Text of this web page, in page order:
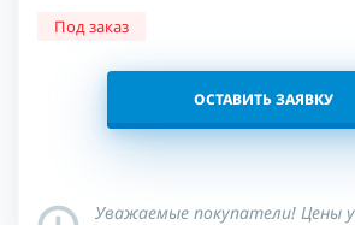
Под заказ
ОСТАВИТЬ ЗАЯВКУ
Уважаемые покупатели! Цены